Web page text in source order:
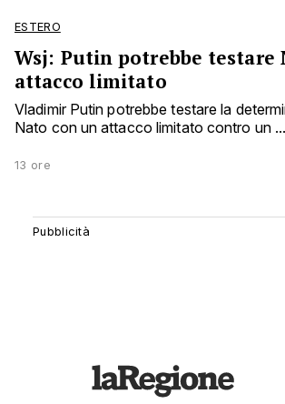
ESTERO
Wsj: Putin potrebbe testare
attacco limitato
Vladimir Putin potrebbe testare la
Nato con un attacco limitato contro un ...
13 ore